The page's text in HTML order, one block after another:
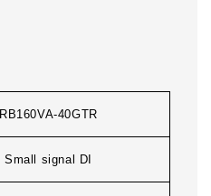
RB160VA-40GTR
Small signal DI